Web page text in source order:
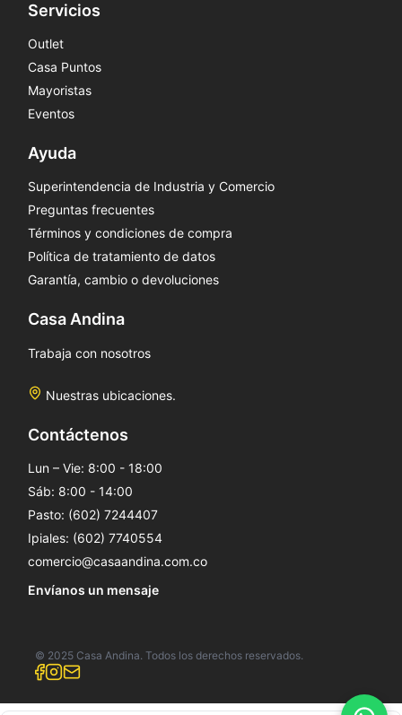
Servicios
Outlet
Casa Puntos
Mayoristas
Eventos
Ayuda
Superintendencia de Industria y Comercio
Preguntas frecuentes
Términos y condiciones de compra
Política de tratamiento de datos
Garantía, cambio o devoluciones
Casa Andina
Trabaja con nosotros
Nuestras ubicaciones.
Contáctenos
Lun – Vie: 8:00 - 18:00
Sáb: 8:00 - 14:00
Pasto: (602) 7244407
Ipiales: (602) 7740554
comercio@casaandina.com.co
Envíanos un mensaje
© 2025 Casa Andina. Todos los derechos reservados.